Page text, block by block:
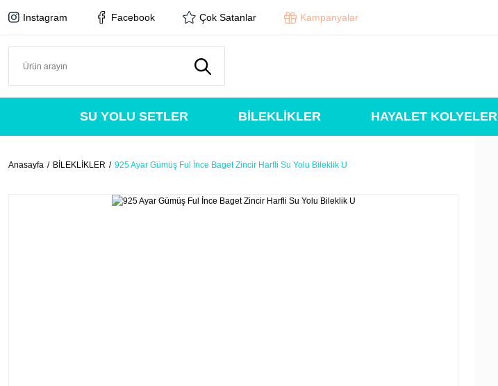
Instagram Facebook Çok Satanlar Kampanyalar
SU YOLU SETLER BİLEKLİKLER HAYALET KOLYELER
Anasayfa BİLEKLİKLER 925 Ayar Gümüş Ful İnce Baget Zincir Harfli Su Yolu Bileklik U